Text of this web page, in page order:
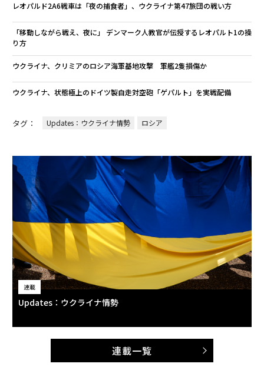
レオパルド2A6戦車は「夜の捕食者」、ウクライナ第47旅団の戦い方
「移動しながら戦え、夜に」 デンマーク人教官が伝授するレオパルト1の操
り方
ウクライナ、クリミアのロシア海軍基地攻撃 軍艦2隻損傷か
ウクライナ、状態極上のドイツ製自走対空砲「ゲパルト」を実戦配備
タグ： Updates：ウクライナ情勢 ロシア
連載
Updates：ウクライナ情勢
連載一覧